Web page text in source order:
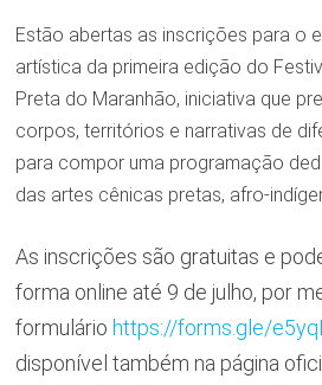
Estão abertas as inscrições para o
artística da primeira edição do
Preta do Maranhão, iniciativa que
corpos, territórios e narrativas de
para compor uma programação
das artes cênicas pretas, afro-
As inscrições são gratuitas e
forma online até 9 de julho, por
formulário https://forms.gle/
disponível também na página